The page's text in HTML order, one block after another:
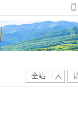
全站